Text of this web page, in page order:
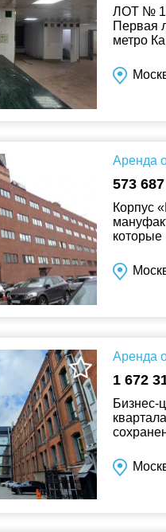
ЛОТ №
Первая
метро
Аренда
573
Корпус
которые
Аренда
1 672
Бизнес-